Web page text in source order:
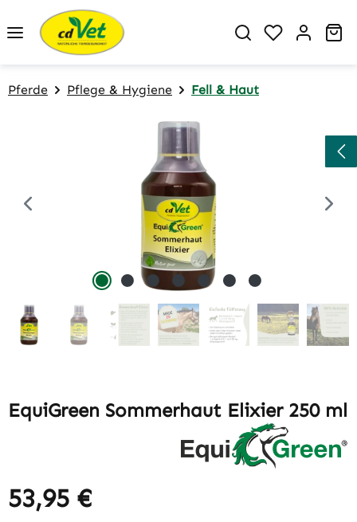
Zum Hauptinhalt springen
Du hast 0
Pferde Pflege & Hygiene Fell & Haut
Bildergalerie überspringen
EquiGreen Sommerhaut Elixier 250 ml
Regulärer Preis:
53,95 €